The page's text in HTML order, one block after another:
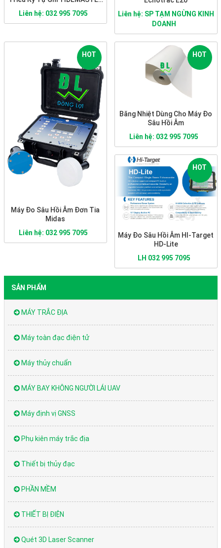
PORTABLE
Liên hệ: 032 995 7095
Liên hệ: SP TẠM NGỪNG KINH
DOANH
HOT
Máy Đo Sâu Hồi Âm Đơn Tia
Midas
Liên hệ: 032 995 7095
HOT
Băng Nhiệt Dùng Cho Máy Đo
Sâu Hồi Âm
Liên hệ: 032 995 7095
HOT
Máy Đo Sâu Hồi Âm HI-Target
HD-Lite
LH 032 995 7095
SẢN PHẨM
MÁY TRẮC ĐỊA
Máy toàn đạc điện tử
Máy thủy chuẩn
MÁY BAY KHÔNG NGƯỜI LÁI UAV
Máy định vị GNSS
Phụ kiên máy trắc địa
Thiết bị thủy đạc
PHẦN MỀM
THIẾT BỊ ĐIỆN
Quét 3D Laser Scanner